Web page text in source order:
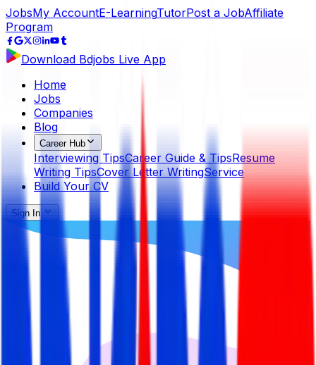
JobsMy AccountE-LearningTutorPost a JobAffiliate
Program
Download Bdjobs Live App
Home
Jobs
Companies
Blog
Career Hub
Interviewing TipsCareer Guide & TipsResume
Writing TipsCover Letter WritingService
Build Your CV
Sign In